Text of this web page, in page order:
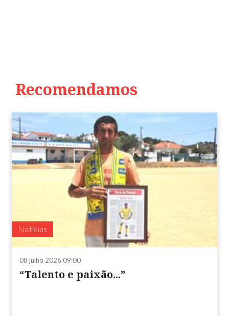
Recomendamos
Notícias
08 julho 2026 09:00
“Talento e paixão...”